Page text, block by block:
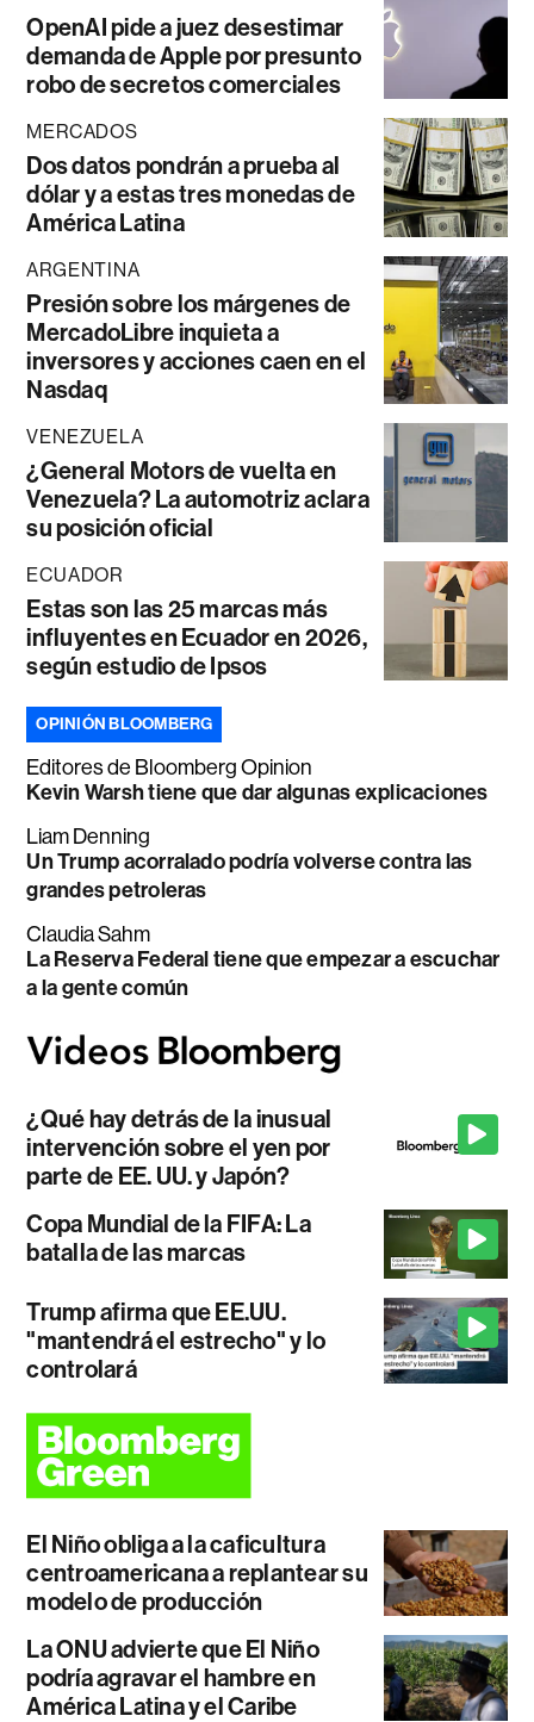
OpenAI pide a juez desestimar
demanda de Apple por presunto
robo de secretos comerciales
MERCADOS
Dos datos pondrán a prueba al
dólar y a estas tres monedas de
América Latina
ARGENTINA
Presión sobre los márgenes de
MercadoLibre inquieta a
inversores y acciones caen en el
Nasdaq
VENEZUELA
¿General Motors de vuelta en
Venezuela? La automotriz aclara
su posición oficial
ECUADOR
Estas son las 25 marcas más
influyentes en Ecuador en 2026,
según estudio de Ipsos
OPINIÓN BLOOMBERG
Editores de Bloomberg Opinion
Kevin Warsh tiene que dar algunas explicaciones
Liam Denning
Un Trump acorralado podría volverse contra las
grandes petroleras
Claudia Sahm
La Reserva Federal tiene que empezar a escuchar
a la gente común
¿Qué hay detrás de la inusual
intervención sobre el yen por
parte de EE. UU. y Japón?
Copa Mundial de la FIFA: La
batalla de las marcas
Trump afirma que EE.UU.
"mantendrá el estrecho" y lo
controlará
El Niño obliga a la caficultura
centroamericana a replantear su
modelo de producción
La ONU advierte que El Niño
podría agravar el hambre en
América Latina y el Caribe